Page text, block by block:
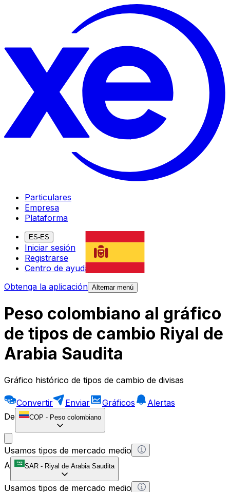
Particulares
Empresa
Plataforma
ES-ES
Iniciar sesión
Registrarse
Centro de ayuda
Obtenga la aplicación Alternar menú
Peso colombiano al gráfico
de tipos de cambio Riyal de
Arabia Saudita
Gráfico histórico de tipos de cambio de divisas
Convertir Enviar Gráficos
Alertas
De
COP - Peso colombiano
Usamos tipos de mercado medio
A
SAR - Riyal de Arabia Saudita
Usamos tipos de mercado medio